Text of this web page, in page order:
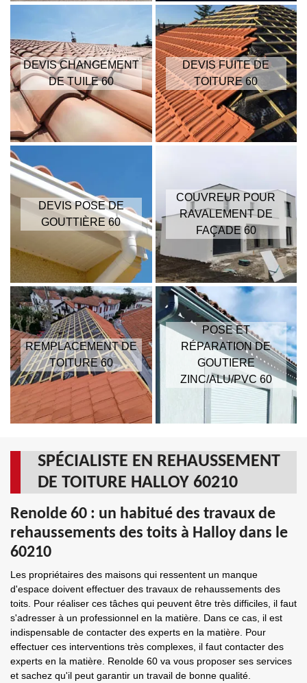
DEVIS CHANGEMENT
DE TUILE 60
DEVIS FUITE DE
TOITURE 60
DEVIS POSE DE
GOUTTIÈRE 60
COUVREUR POUR
RAVALEMENT DE
FAÇADE 60
REMPLACEMENT DE
TOITURE 60
POSE ET
RÉPARATION DE
GOUTIERE
ZINC/ALU/PVC 60
SPÉCIALISTE EN REHAUSSEMENT
DE TOITURE HALLOY 60210
Renolde 60 : un habitué des travaux de
rehaussements des toits à Halloy dans le
60210
Les propriétaires des maisons qui ressentent un manque
d'espace doivent effectuer des travaux de rehaussements des
toits. Pour réaliser ces tâches qui peuvent être très difficiles, il faut
s'adresser à un professionnel en la matière. Dans ce cas, il est
indispensable de contacter des experts en la matière. Pour
effectuer ces interventions très complexes, il faut contacter des
experts en la matière. Renolde 60 va vous proposer ses services
et sachez qu'il peut garantir un travail de bonne qualité.